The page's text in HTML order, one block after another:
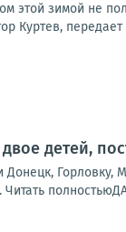
этой зимой не
Куртев,
детей,